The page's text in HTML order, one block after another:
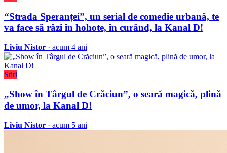
“Strada Speranței”, un serial de comedie urbană, te
va face să râzi în hohote, în curând, la Kanal D!
Liviu Nistor · acum 4 ani
Stiri
„Show în Târgul de Crăciun”, o seară magică, plină
de umor, la Kanal D!
Liviu Nistor · acum 5 ani